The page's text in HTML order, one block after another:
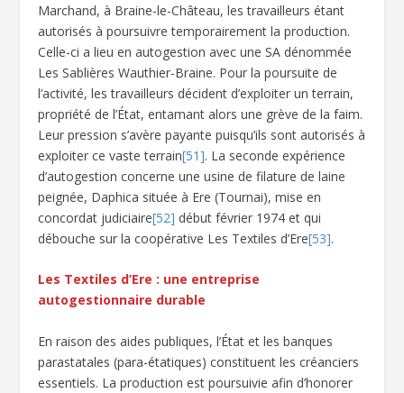
Marchand, à Braine-le-Château, les travailleurs étant
autorisés à poursuivre temporairement la production.
Celle-ci a lieu en autogestion avec une SA dénommée
Les Sablières Wauthier-Braine. Pour la poursuite de
l’activité, les travailleurs décident d’exploiter un terrain,
propriété de l’État, entamant alors une grève de la faim.
Leur pression s’avère payante puisqu’ils sont autorisés à
exploiter ce vaste terrain[51]. La seconde expérience
d’autogestion concerne une usine de filature de laine
peignée, Daphica située à Ere (Tournai), mise en
concordat judiciaire[52] début février 1974 et qui
débouche sur la coopérative Les Textiles d’Ere[53].
Les Textiles d’Ere : une entreprise
autogestionnaire durable
En raison des aides publiques, l’État et les banques
parastatales (para-étatiques) constituent les créanciers
essentiels. La production est poursuivie afin d’honorer